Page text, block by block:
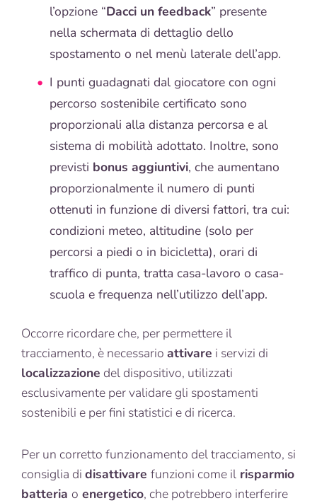
l’opzione “Dacci un feedback” presente
nella schermata di dettaglio dello
spostamento o nel menù laterale dell’app.
I punti guadagnati dal giocatore con ogni
percorso sostenibile certificato sono
proporzionali alla distanza percorsa e al
sistema di mobilità adottato. Inoltre, sono
previsti bonus aggiuntivi, che aumentano
proporzionalmente il numero di punti
ottenuti in funzione di diversi fattori, tra cui:
condizioni meteo, altitudine (solo per
percorsi a piedi o in bicicletta), orari di
traffico di punta, tratta casa-lavoro o casa-
scuola e frequenza nell’utilizzo dell’app.
Occorre ricordare che, per permettere il
tracciamento, è necessario attivare i servizi di
localizzazione del dispositivo, utilizzati
esclusivamente per validare gli spostamenti
sostenibili e per fini statistici e di ricerca.
Per un corretto funzionamento del tracciamento, si
consiglia di disattivare funzioni come il risparmio
batteria o energetico, che potrebbero interferire